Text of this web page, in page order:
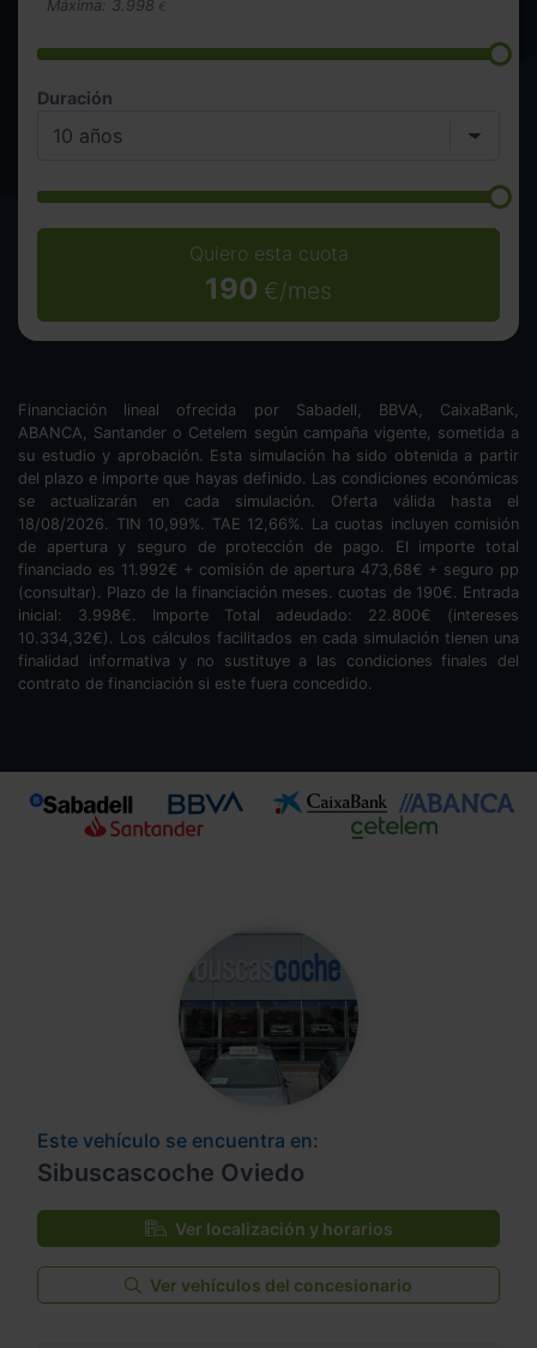
Máxima: 3.998 €
Duración
Quiero esta cuota
190 €/mes
Financiación lineal ofrecida por Sabadell, BBVA, CaixaBank,
ABANCA, Santander o Cetelem según campaña vigente, sometida a
su estudio y aprobación. Esta simulación ha sido obtenida a partir
del plazo e importe que hayas definido. Las condiciones económicas
se actualizarán en cada simulación. Oferta válida hasta el
18/08/2026. TIN 10,99%. TAE 12,66%. La cuotas incluyen comisión
de apertura y seguro de protección de pago. El importe total
financiado es 11.992€ + comisión de apertura 473,68€ + seguro pp
(consultar). Plazo de la financiación meses. cuotas de 190€. Entrada
inicial: 3.998€. Importe Total adeudado: 22.800€ (intereses
10.334,32€). Los cálculos facilitados en cada simulación tienen una
finalidad informativa y no sustituye a las condiciones finales del
contrato de financiación si este fuera concedido.
Este vehículo se encuentra en:
Sibuscascoche Oviedo
Ver localización y horarios
Ver vehículos del concesionario